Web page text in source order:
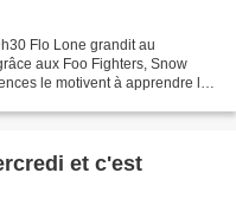
Flo Lone grandit au
aux Foo Fighters, Snow
le motivent à apprendre la
et c'est